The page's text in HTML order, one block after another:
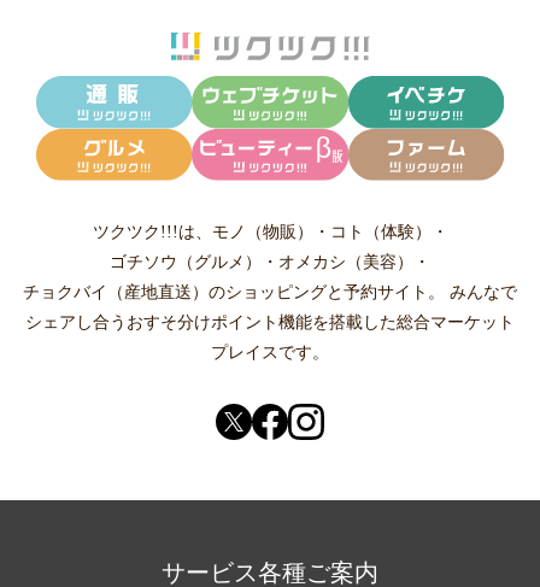
ツクツク!!!は、 モノ（物販） ・ コト（体験）
・
ゴチソウ（グルメ）
・ オメカシ（美容）
・
チョクバイ（産地直送） のショッピングと予約サイト。
みんなで
シェアし合う おすそ分けポイント機能を搭載した総合マーケット
プレイスです。
サービス各種ご案内